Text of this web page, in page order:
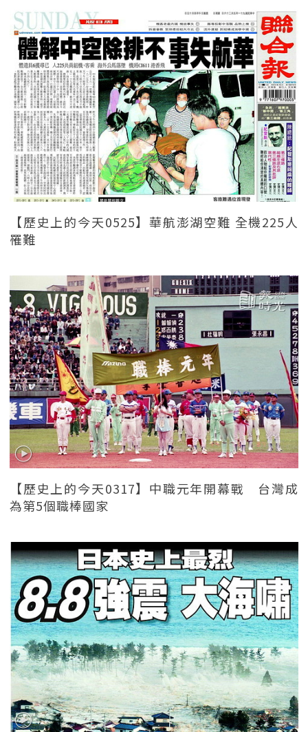
【歷史上的今天0525】華航澎湖空難 全機225人
罹難
【歷史上的今天0317】中職元年開幕戰 台灣成
為第5個職棒國家